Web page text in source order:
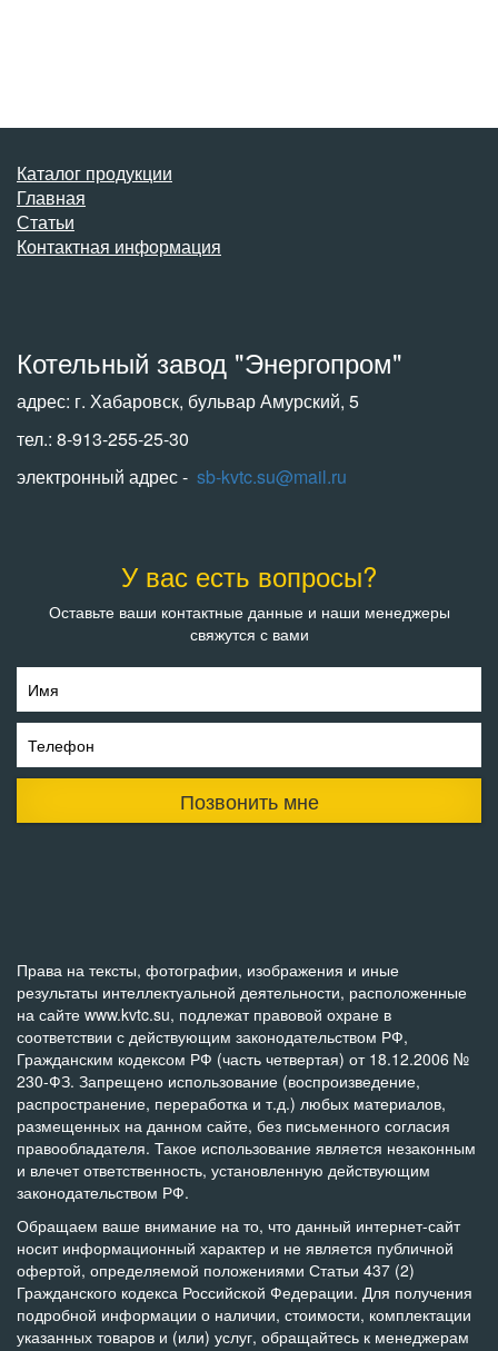
Каталог продукции
Главная
Статьи
Контактная информация
Котельный завод "Энергопром"
адрес: г. Хабаровск, бульвар Амурский, 5
тел.: 8-913-255-25-30
электронный адрес - sb-kvtc.su@mail.ru
У вас есть вопросы?
Оставьте ваши контактные данные и наши менеджеры
свяжутся с вами
Имя
Телефон
Позвонить мне
Права на тексты, фотографии, изображения и иные
результаты интеллектуальной деятельности, расположенные
на сайте www.kvtc.su, подлежат правовой охране в
соответствии с действующим законодательством РФ,
Гражданским кодексом РФ (часть четвертая) от 18.12.2006 №
230-ФЗ. Запрещено использование (воспроизведение,
распространение, переработка и т.д.) любых материалов,
размещенных на данном сайте, без письменного согласия
правообладателя. Такое использование является незаконным
и влечет ответственность, установленную действующим
законодательством РФ.
Обращаем ваше внимание на то, что данный интернет-сайт
носит информационный характер и не является публичной
офертой, определяемой положениями Статьи 437 (2)
Гражданского кодекса Российской Федерации. Для получения
подробной информации о наличии, стоимости, комплектации
указанных товаров и (или) услуг, обращайтесь к менеджерам